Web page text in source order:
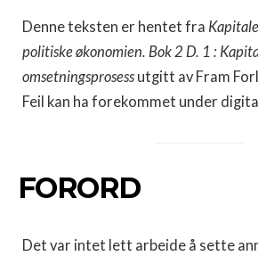
Denne teksten er hentet fra
politiske økonomien. Bok 2 D. 1 :
omsetningsprosess utgitt av Fram
Feil kan ha forekommet under
FORORD
Det var intet lett arbeide å sette